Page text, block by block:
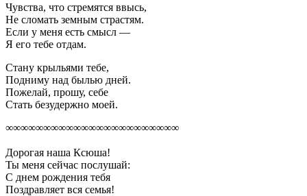
Чувства, что стремятся ввысь,
Не сломать земным страстям.
Если у меня есть смысл —
Я его тебе отдам.
Стану крыльями тебе,
Подниму над былью дней.
Пожелай, прошу, себе
Стать безудержно моей.
∞∞∞∞∞∞∞∞∞∞∞∞∞∞∞∞∞∞∞∞∞∞∞
Дорогая наша Ксюша!
Ты меня сейчас послушай:
С днем рождения тебя
Поздравляет вся семья!